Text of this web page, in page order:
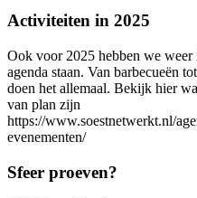
Activiteiten in 2025
Ook voor 2025 hebben we
agenda staan. Van barbecueën
doen het allemaal. Bekijk hier
van plan zijn
https://www.soestnetwerkt.nl/
evenementen/
Sfeer proeven?